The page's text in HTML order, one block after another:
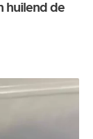
huilend de